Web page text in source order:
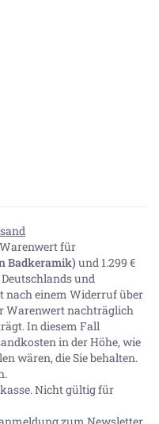
Warenwert für
Badkeramik) und 1.299 €
und
nach einem Widerruf über
Warenwert nachträglich
In diesem Fall
in der Höhe, wie
wären, die Sie behalten.
Nicht gültig für